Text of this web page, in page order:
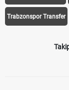
Trabzonspor Transfer